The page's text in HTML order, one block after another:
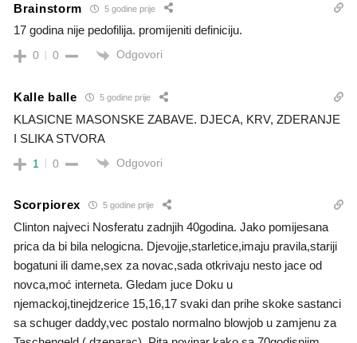
Brainstorm 5 godine prije
17 godina nije pedofilija. promijeniti definiciju.
0 0 Odgovori
Kalle balle 5 godine prije
KLASICNE MASONSKE ZABAVE. DJECA, KRV, ZDERANJE
I SLIKA STVORA
1 0 Odgovori
Scorpiorex 5 godine prije
Clinton najveci Nosferatu zadnjih 40godina. Jako pomijesana
prica da bi bila nelogicna. Djevojje,starletice,imaju pravila,stariji
bogatuni ili dame,sex za novac,sada otkrivaju nesto jace od
novca,moć interneta. Gledam juce Doku u
njemackoj,tinejdzerice 15,16,17 svaki dan prihe skoke sastanci
sa schuger daddy,vec postalo normalno blowjob u zamjenu za